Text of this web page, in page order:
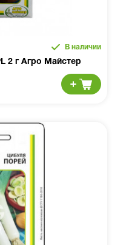
В наличии
2 г Агро Майстер